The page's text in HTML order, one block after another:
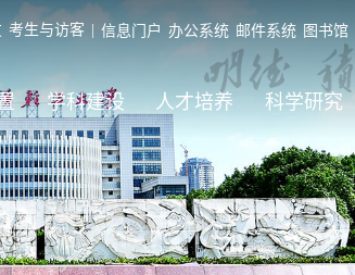
信息门户 办公系统 邮件系统 图书馆
考生与访客
学科建设 人才培养 科学研究